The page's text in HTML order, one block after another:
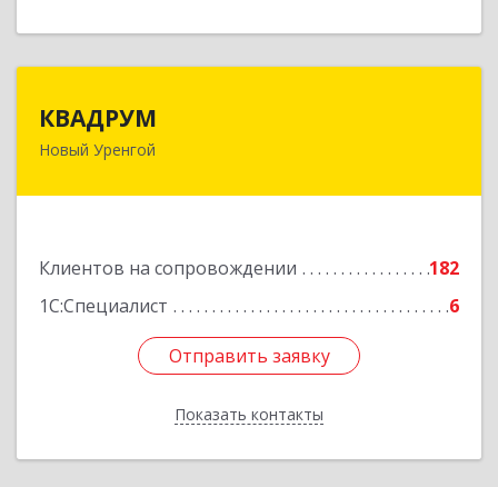
КВАДРУМ
Новый Уренгой
Клиентов на сопровождении
182
1С:Специалист
6
Отправить заявку
Показать контакты
629309, Ямало-Ненецкий АО, Новый Уренгой г,
Отправить заявку
Назад